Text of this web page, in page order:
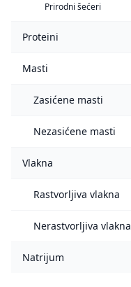
Prirodni šećeri
Proteini
Masti
Zasićene masti
Nezasićene masti
Vlakna
Rastvorljiva vlakna
Nerastvorljiva vlakna
Natrijum